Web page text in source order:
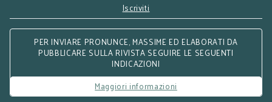
Iscriviti
PER INVIARE PRONUNCE, MASSIME ED ELABORATI DA
PUBBLICARE SULLA RIVISTA SEGUIRE LE SEGUENTI
INDICAZIONI
Maggiori informazioni